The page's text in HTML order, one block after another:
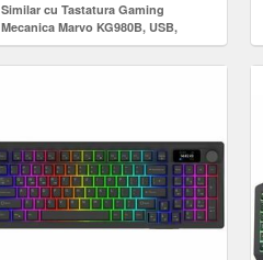
Similar cu Tastatura Gaming
Mecanica Marvo KG980B, USB,
iluminare RGB (Negru/Gri)